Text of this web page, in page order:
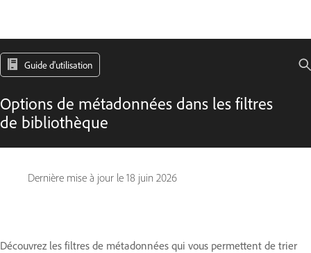
Guide d'utilisation
Options de métadonnées dans les filtres
de bibliothèque
Dernière mise à jour le 18 juin 2026
Découvrez les filtres de métadonnées qui vous permettent de trier